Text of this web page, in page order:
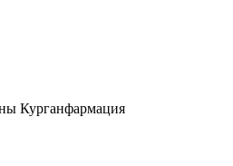
Курганфармация